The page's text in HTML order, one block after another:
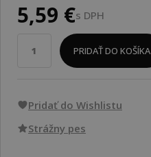
5,59 €s DPH
PRIDAŤ DO KOŠÍKA
Pridať do Wishlistu
Strážny pes